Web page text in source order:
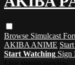
Browse Simulcast
AKIBA ANIME
Start Watching Sign